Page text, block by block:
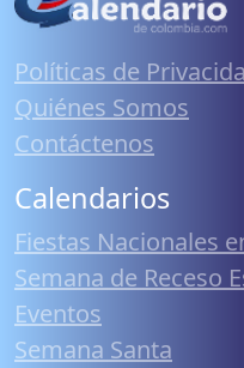
Políticas de
Quiénes Somos
Contáctenos
Calendarios
Fiestas Nacionales
Semana de Receso
Eventos
Semana Santa